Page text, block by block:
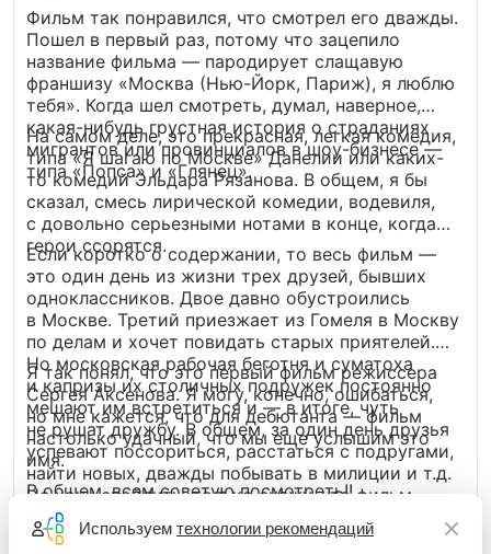
Фильм так понравился, что смотрел его дважды.
Пошел в первый раз, потому что зацепило
название фильма — пародирует слащавую
франшизу «Москва (Нью-Йорк, Париж), я люблю
тебя». Когда шел смотреть, думал, наверное,
какая-нибудь грустная история о страданиях
мигрантов или провинциалов в шоу-бизнесе —
типа «Попса» и «Глянец».
На самом деле, это прекрасная, легкая комедия,
типа «Я шагаю по Москве» Данелии или каких-
то комедий Эльдара Рязанова. В общем, я бы
сказал, смесь лирической комедии, водевиля,
с довольно серьезными нотами в конце, когда
герои ссорятся.
Если коротко о содержании, то весь фильм —
это один день из жизни трех друзей, бывших
одноклассников. Двое давно обустроились
в Москве. Третий приезжает из Гомеля в Москву
по делам и хочет повидать старых приятелей.
Но московская рабочая беготня и суматоха
и капризы их столичных подружек постоянно
мешают им встретиться и — в итоге, чуть
не рушат дружбу. В общем, за один день друзья
успевают поссориться, расстаться с подругами,
найти новых, дважды побывать в милиции и т.д.
Не хочу спойлить, только скажу, что фильм
настолько динамично сделан, что не дает
оторваться от экрана. А некоторые шутки из
Я так понял, что это первый фильм режиссера
Сергея Аксенова. Я могу, конечно, ошибаться,
но мне кажется, что для дебютанта — фильм
настолько удачный, что мы еще услышим это
имя.
В общем, всем советую посмотреть!!
Развернуть
3
Используем технологии рекомендаций